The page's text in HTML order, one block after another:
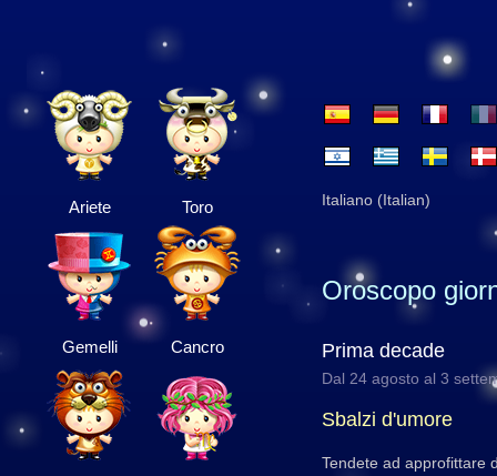
Ariete Toro
Gemelli Cancro
Italiano (Italian)
Oroscopo
Prima decade
Dal 24 agosto al 3
Sbalzi d'umore
Tendete ad approfittare